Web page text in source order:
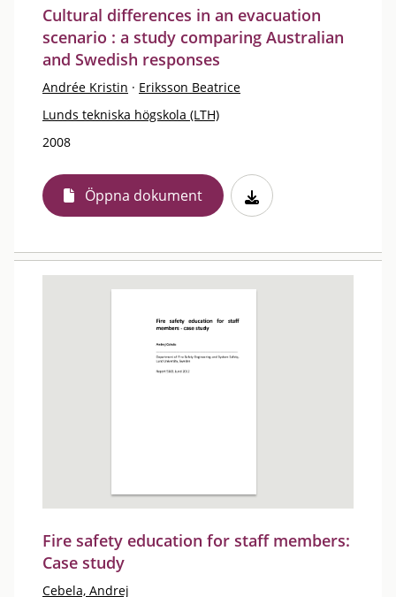
Cultural differences in an evacuation
scenario : a study comparing Australian
and Swedish responses
Andrée Kristin · Eriksson Beatrice
Lunds tekniska högskola (LTH)
2008
Öppna dokument
Fire safety education for staff members:
Case study
Cebela, Andrej